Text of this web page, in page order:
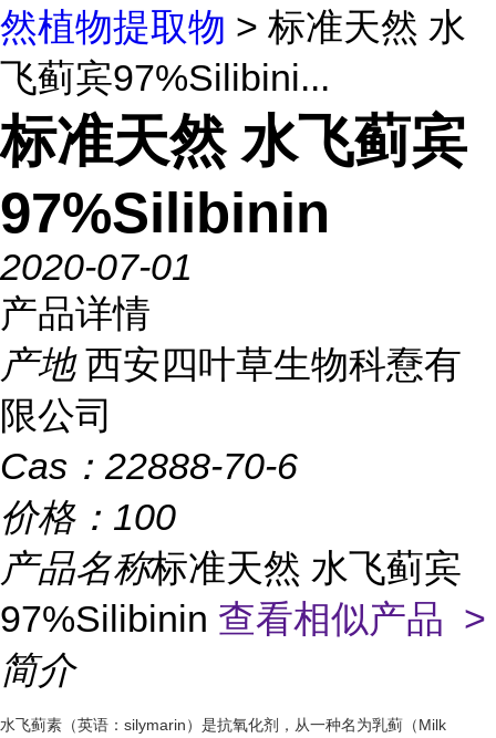
然植物提取物 > 标准天然 水
飞蓟宾97%Silibini...
标准天然 水飞蓟宾
97%Silibinin
2020-07-01
产品详情
产地 西安四叶草生物科憃有
限公司
Cas： 22888-70-6
价格： 100
产品名称标准天然 水飞蓟宾
97%Silibinin 查看相似产品 >
简介
水飞蓟素（英语：silymarin）是抗氧化剂，从一种名为乳蓟（Milk